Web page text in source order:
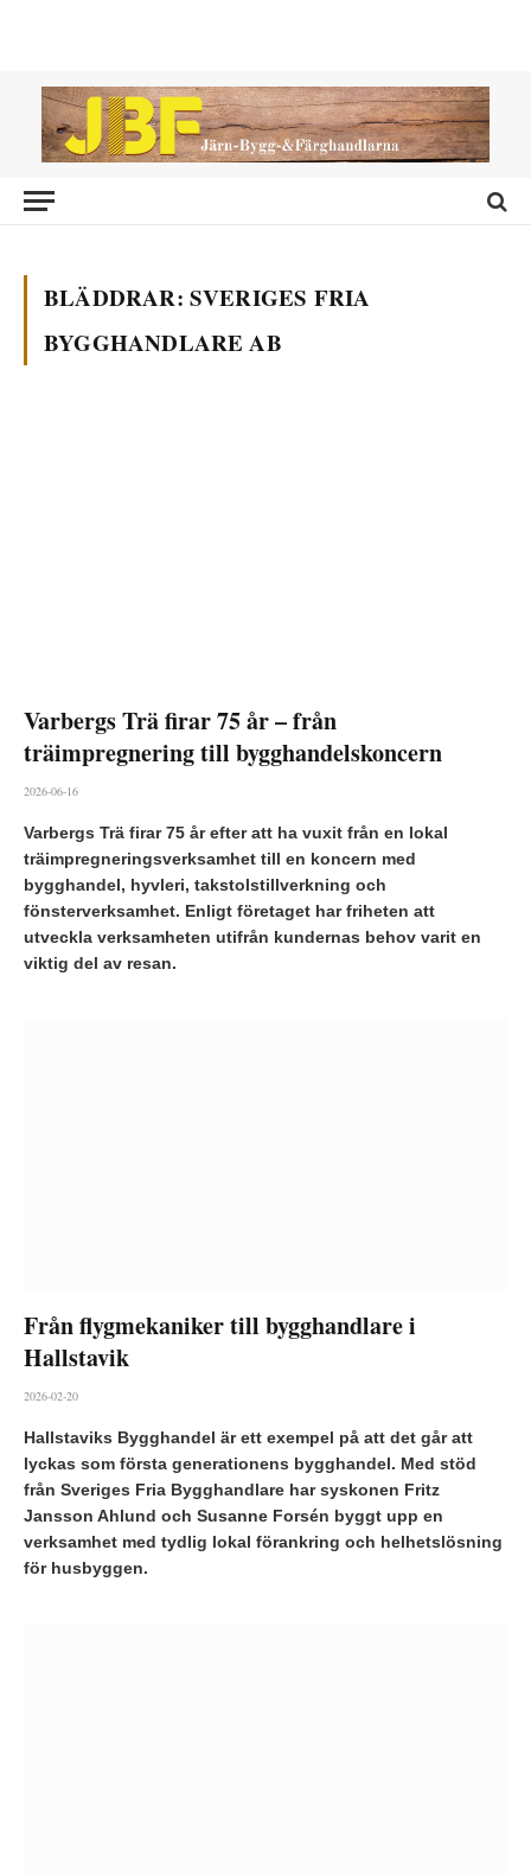
BLÄDDRAR: SVERIGES FRIA
BYGGHANDLARE AB
Varbergs Trä firar 75 år – från
träimpregnering till bygghandelskoncern
2026-06-16
Varbergs Trä firar 75 år efter att ha vuxit från en lokal
träimpregneringsverksamhet till en koncern med
bygghandel, hyvleri, takstolstillverkning och
fönsterverksamhet. Enligt företaget har friheten att
utveckla verksamheten utifrån kundernas behov varit en
viktig del av resan.
Från flygmekaniker till bygghandlare i
Hallstavik
2026-02-20
Hallstaviks Bygghandel är ett exempel på att det går att
lyckas som första generationens bygghandel. Med stöd
från Sveriges Fria Bygghandlare har syskonen Fritz
Jansson Ahlund och Susanne Forsén byggt upp en
verksamhet med tydlig lokal förankring och helhetslösning
för husbyggen.